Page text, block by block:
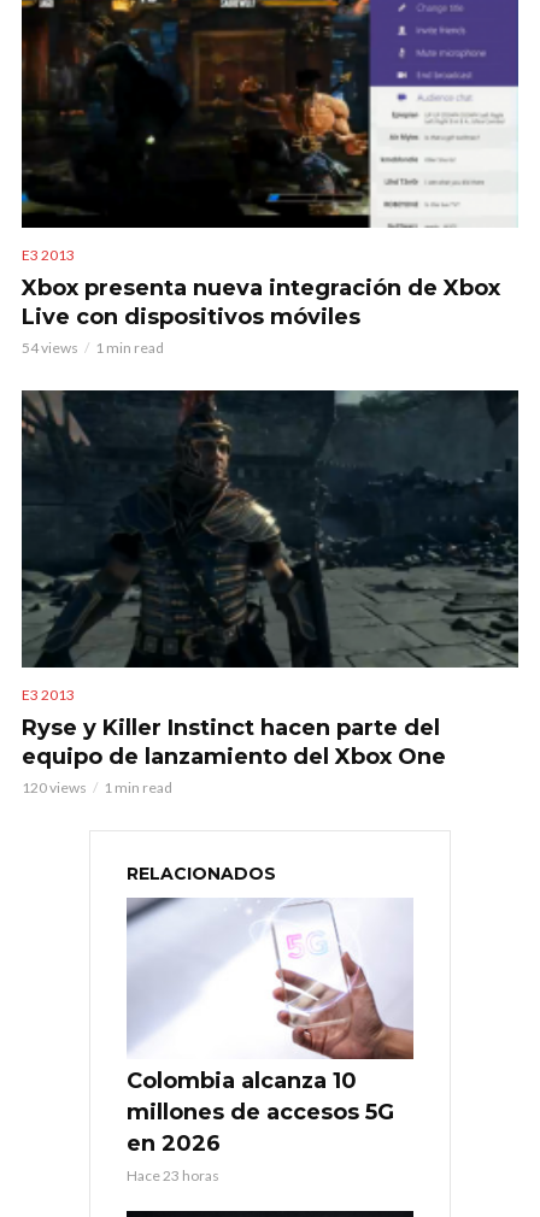
E3 2013
Xbox presenta nueva integración de Xbox
Live con dispositivos móviles
54 views 1 min read
E3 2013
Ryse y Killer Instinct hacen parte del
equipo de lanzamiento del Xbox One
120 views 1 min read
RELACIONADOS
Colombia alcanza 10
millones de accesos 5G
en 2026
Hace 23 horas